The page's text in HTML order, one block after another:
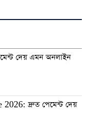
দেয় এমন অনলাইন
দ্রুত পেমেন্ট দেয়